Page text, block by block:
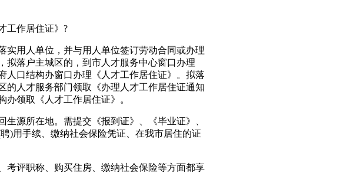
作居住证》?
用人单位，并与用人单位签订劳动合同或办理
拟落户主城区的，到市人才服务中心窗口办理
人口结构办窗口办理《人才工作居住证》。拟落
的人才服务部门领取《办理人才工作居住证通知
领取《人才工作居住证》。
源所在地。需提交《报到证》、《毕业证》、
)用手续、缴纳社会保险凭证、在我市居住的证
评职称、购买住房、缴纳社会保险等方面都享